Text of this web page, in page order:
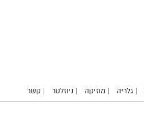
| גלריה | מוזיקה | ניוזלטר | קשר